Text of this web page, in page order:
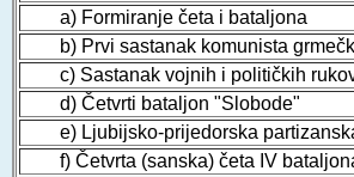
a) Formiranje četa i bataljona
b) Prvi sastanak komunista
c) Sastanak vojnih i političkih
d) Četvrti bataljon "Slobode"
e) Ljubijsko-prijedorska
f) Četvrta (sanska) četa IV